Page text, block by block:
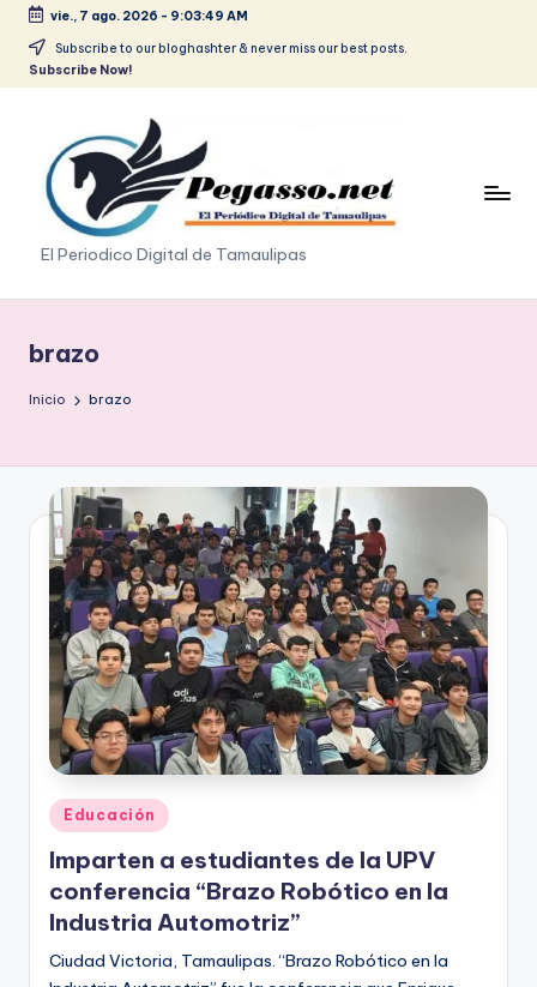
Saltar
vie., 7 ago. 2026 - 9:03:49 AM
Subscribe to our bloghashter & never miss our best posts.
Subscribe Now!
p
e
s
.
p
r
e
s
s
El Periodico Digital de Tamaulipas
brazo
Inicio brazo
Publicado
en
Educación
Imparten a estudiantes de la UPV
conferencia “Brazo Robótico en la
Industria Automotriz”
Ciudad Victoria, Tamaulipas. “Brazo Robótico en la